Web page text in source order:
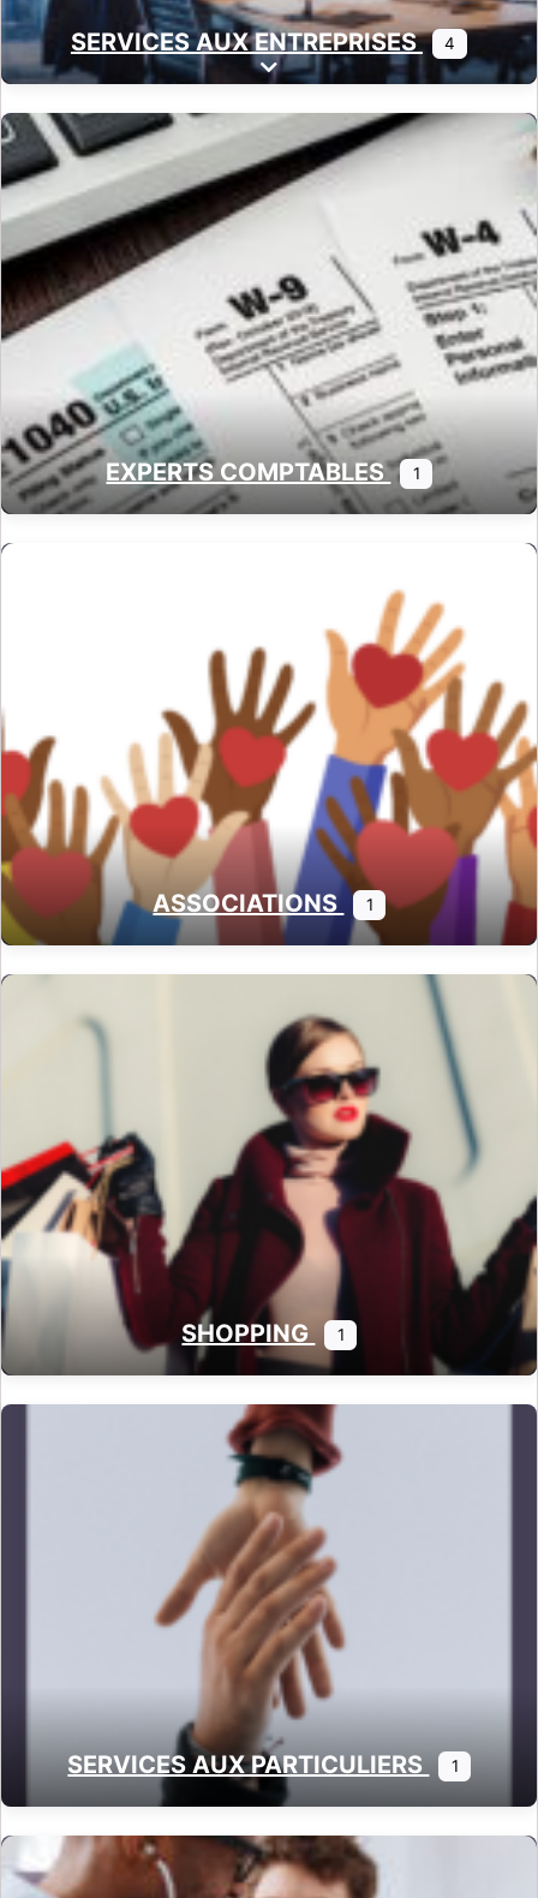
SERVICES AUX ENTREPRISES 4
Expand sub-categories
EXPERTS COMPTABLES 1
ASSOCIATIONS 1
SHOPPING 1
SERVICES AUX PARTICULIERS 1